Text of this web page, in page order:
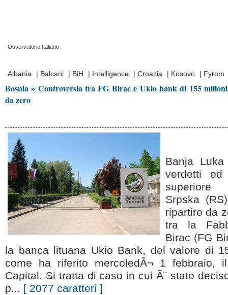
Osservatorio Italiano
Albania
| Balcani | BiH | Intelligence | Croazia | Kosovo | Fyrom
Bosnia » Controversia tra FG Birac e Ukio bank di 155
da zero
Banja
verdetti
superiore
Srpska
ripartire da
tra la
Birac (FG
la banca lituana Ukio Bank, del valore di
come ha riferito mercoledÃ¬ 1 febbraio,
Capital. Si tratta di caso in cui Ã¨ stato
p... [ 2077 caratteri ]